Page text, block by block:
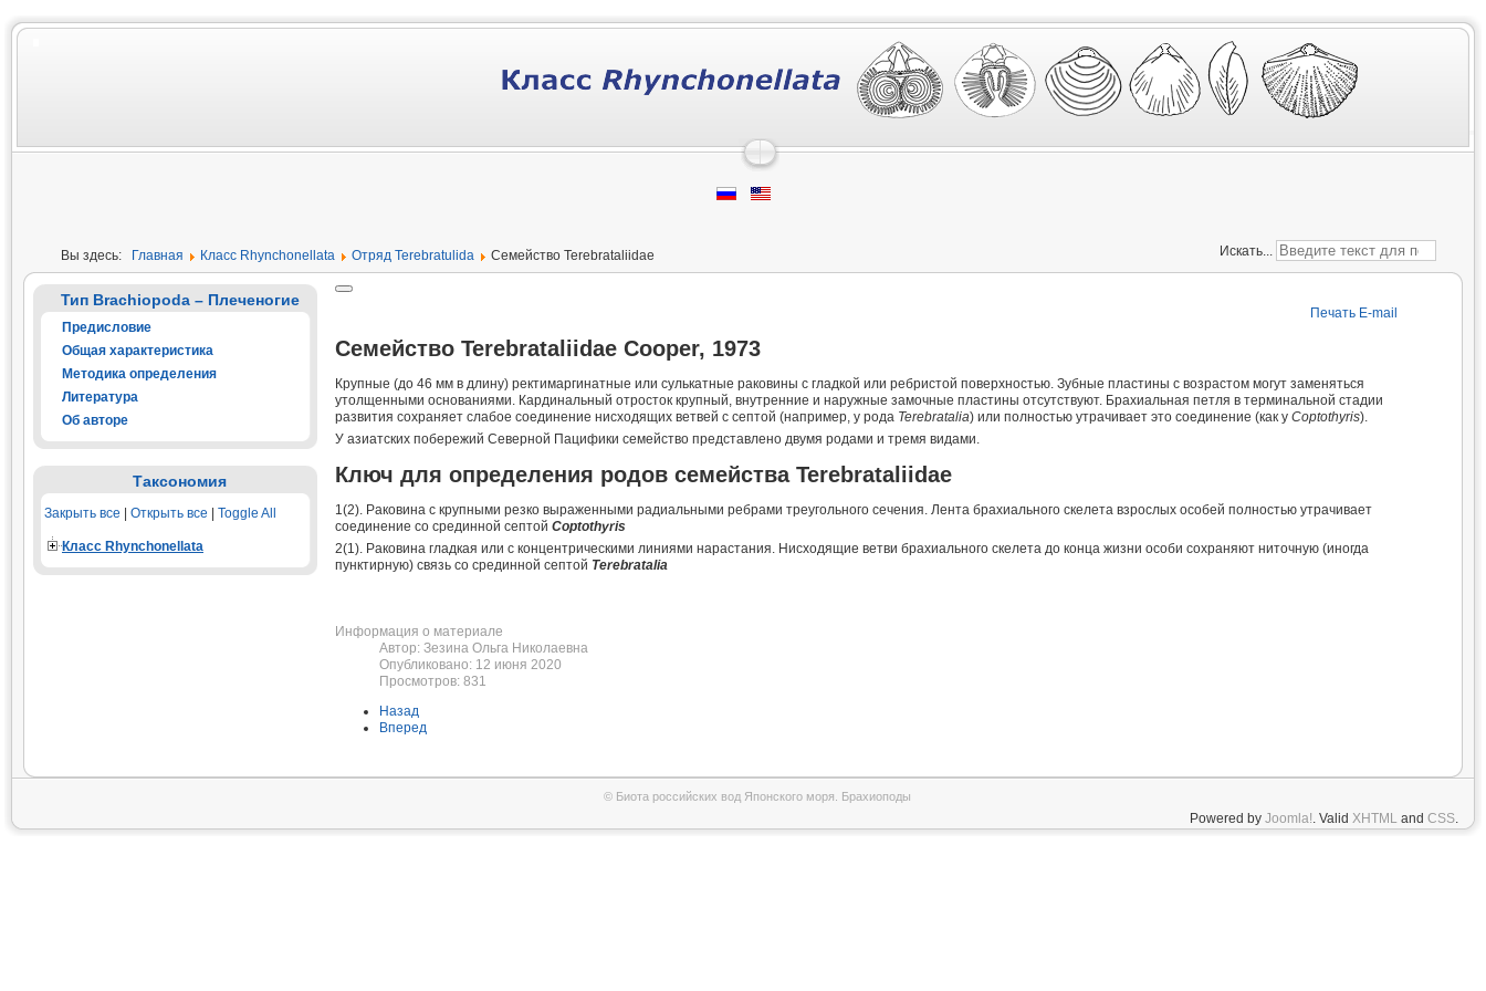
Искать...
Вы здесь: Главная Класс Rhynchonellata Отряд Terebratulida Семейство Terebrataliidae
Тип Brachiopoda – Плеченогие
Предисловие
Общая характеристика
Методика определения
Литература
Об авторе
Таксономия
Закрыть все Открыть все Toggle All
Класс Rhynchonellata
Печать E-mail
Семейство Terebrataliidae Cooper, 1973
Крупные (до 46 мм в длину) ректимаргинатные или сулькатные раковины с гладкой или ребристой поверхностью. Зубные пластины с возрастом могут заменяться
утолщенными основаниями. Кардинальный отросток крупный, внутренние и наружные замочные пластины отсутствуют. Брахиальная петля в терминальной стадии
развития сохраняет слабое соединение нисходящих ветвей с септой (например, у рода Terebratalia) или полностью утрачивает это соединение (как у Coptothyris).
У азиатских побережий Северной Пацифики семейство представлено двумя родами и тремя видами.
Ключ для определения родов семейства Terebrataliidae
1(2). Раковина с крупными резко выраженными радиальными ребрами треугольного сечения. Лента брахиального скелета взрослых особей полностью утрачивает
соединение со срединной септой Coptothyris
2(1). Раковина гладкая или с концентрическими линиями нарастания. Нисходящие ветви брахиального скелета до конца жизни особи сохраняют ниточную (иногда
пунктирную) связь со срединной септой Terebratalia
Информация о материале
Автор: Зезина Ольга Николаевна
Опубликовано: 12 июня 2020
Просмотров: 831
Назад
Вперед
© Биота российских вод Японского моря. Брахиоподы
Powered by Joomla!. Valid XHTML and CSS.